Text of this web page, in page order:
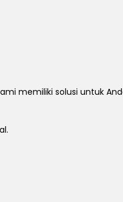
memiliki solusi untuk